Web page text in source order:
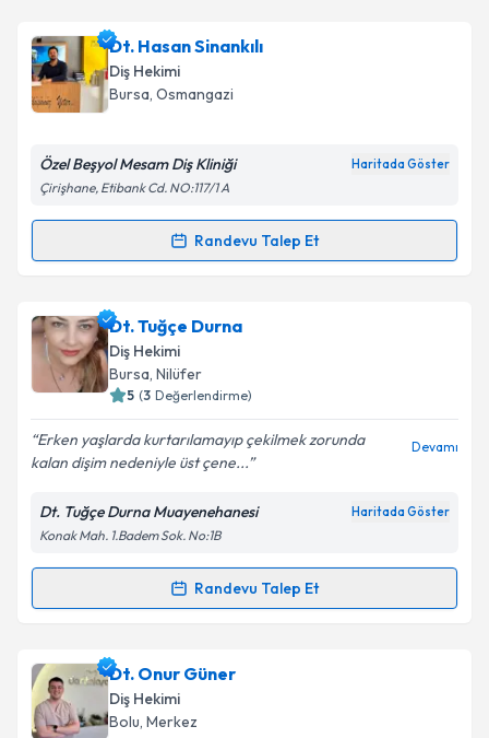
Dt. Süleyman Alisultangil
oluşturun. Size bu uzmandan randevu almanız için bir
takvim hazırlandığında e-posta ile bilgilendireceğiz.
Kişisel verilerimin işlenmesine ilişkin
Metni'ni okudum ve kişisel verilerimin belirtilen
Takvim Talebini Gönder
Dt. Hasan Sinankılı
Diş Hekimi
Bursa, Osmangazi
Özel Beşyol Mesam Diş Kliniği Haritada Göster
Çirişhane, Etibank Cd. NO:117/1 A
Randevu Talep Et
Randevu Takvimi Talebi
Dt. Hasan Sinankılıiçin randevu takvimi talebi
oluşturun. Size bu uzmandan randevu almanız için bir
takvim hazırlandığında e-posta ile bilgilendireceğiz.
Kişisel verilerimin işlenmesine ilişkin
Aydınlatma
Metni'ni okudum ve kişisel verilerimin belirtilen
kapsamda işlenmesini kabul ediyorum.
Dt. Tuğçe Durna
Diş Hekimi
Bursa, Nilüfer
5 (3 Değerlendirme)
Erken yaşlarda kurtarılamayıp çekilmek zorunda
kalan dişim nedeniyle üst çene...
Devamı
Dt. Tuğçe Durna Muayenehanesi Haritada Göster
Konak Mah. 1.Badem Sok. No:1B
Randevu Talep Et
Randevu Takvimi Talebi
Dt. Tuğçe Durnaiçin randevu takvimi talebi
oluşturun. Size bu uzmandan randevu almanız için bir
takvim hazırlandığında e-posta ile bilgilendireceğiz.
Dt. Onur Güner
Diş Hekimi
Bolu, Merkez